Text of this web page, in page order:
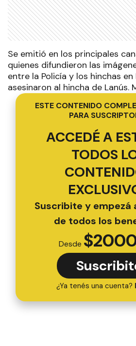
Se emitió en los principales
quienes difundieron las
entre la Policía y los hinchas
asesinaron al hincha de Lanús.
ESTE CONTENIDO
PARA
ACCEDÉ A
TODOS
Suscribite y empezá
de todos los
Desde $
¿Ya tenés una cuenta?